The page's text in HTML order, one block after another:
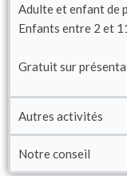
Adulte et enfant de
Enfants entre 2 et
Gratuit sur
Autres activités
Notre conseil